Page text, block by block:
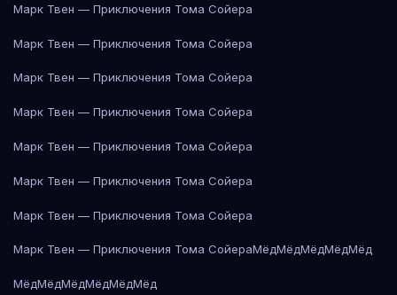
Марк Твен — Приключения Тома Сойера
Марк Твен — Приключения Тома Сойера
Марк Твен — Приключения Тома Сойера
Марк Твен — Приключения Тома Сойера
Марк Твен — Приключения Тома Сойера
Марк Твен — Приключения Тома Сойера
Марк Твен — Приключения Тома Сойера
Марк Твен — Приключения Тома СойераМёдМёдМёдМёдМёд
МёдМёдМёдМёдМёдМёд